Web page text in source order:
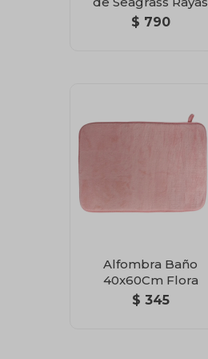
Bicolor 80 x 50 cm
$ 790
Alfombra Baño
40x60Cm Flora
$ 345